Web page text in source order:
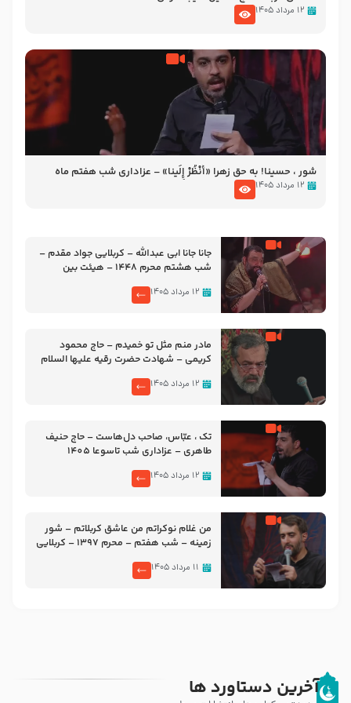
۱۲ مرداد ۱۴۰۵
شور ، حسینا! به‌ حق زهرا «أُنْظُرْ إِلَینا» – عزاداری شب هفتم ماه
محرّم 1405
۱۲ مرداد ۱۴۰۵
جانا جانا ابی عبدالله – کربلایی جواد مقدم –
شب هشتم محرم 1448 – هیئت بین
۱۲ مرداد ۱۴۰۵
مادر منم مثل تو خمیدم – حاج محمود
کریمی – شهادت حضرت رقیه علیها السلام
۱۲ مرداد ۱۴۰۵
تک ، عبّاس، صاحب دل‌هاست – حاج حنیف
طاهری – عزاداری شب تاسوعا 1405
۱۲ مرداد ۱۴۰۵
من غلام نوکراتم من عاشق کربلاتم – شور
زمینه – شب هفتم – محرم 1397 – کربلایی
۱۱ مرداد ۱۴۰۵
آخرین دستاورد ها